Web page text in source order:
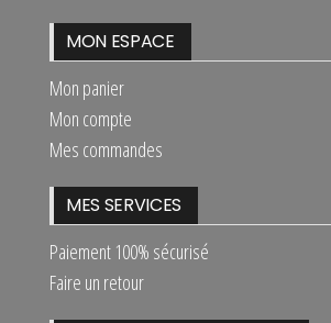
MON ESPACE
Mon panier
Mon compte
Mes commandes
MES SERVICES
Paiement 100% sécurisé
Faire un retour